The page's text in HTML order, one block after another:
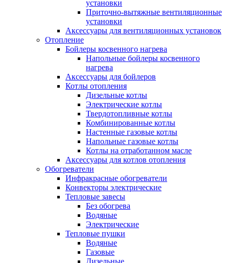
установки
Приточно-вытяжные вентиляционные
установки
Аксессуары для вентиляционных установок
Отопление
Бойлеры косвенного нагрева
Напольные бойлеры косвенного
нагрева
Аксессуары для бойлеров
Котлы отопления
Дизельные котлы
Электрические котлы
Твердотопливные котлы
Комбинированные котлы
Настенные газовые котлы
Напольные газовые котлы
Котлы на отработанном масле
Аксессуары для котлов отопления
Обогреватели
Инфракрасные обогреватели
Конвекторы электрические
Тепловые завесы
Без обогрева
Водяные
Электрические
Тепловые пушки
Водяные
Газовые